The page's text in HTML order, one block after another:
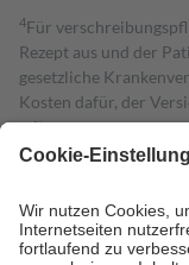
4Für
Rezept aus und der
gesetzliche
Kosten dafür, der
mit.
Grundsätzlich leisten
höchstens zehn Euro.
Kosten der Leistung
Diese Regeln gelten